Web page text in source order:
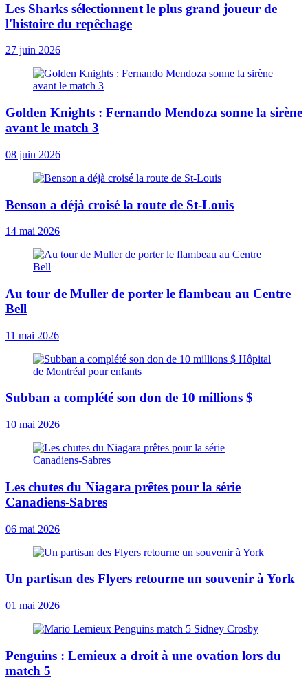
Les Sharks sélectionnent le plus grand joueur de
l'histoire du repêchage
27 juin 2026
Golden Knights : Fernando Mendoza sonne la sirène
avant le match 3
08 juin 2026
Benson a déjà croisé la route de St-Louis
14 mai 2026
Au tour de Muller de porter le flambeau au Centre
Bell
11 mai 2026
Subban a complété son don de 10 millions $
10 mai 2026
Les chutes du Niagara prêtes pour la série
Canadiens-Sabres
06 mai 2026
Un partisan des Flyers retourne un souvenir à York
01 mai 2026
Penguins : Lemieux a droit à une ovation lors du
match 5